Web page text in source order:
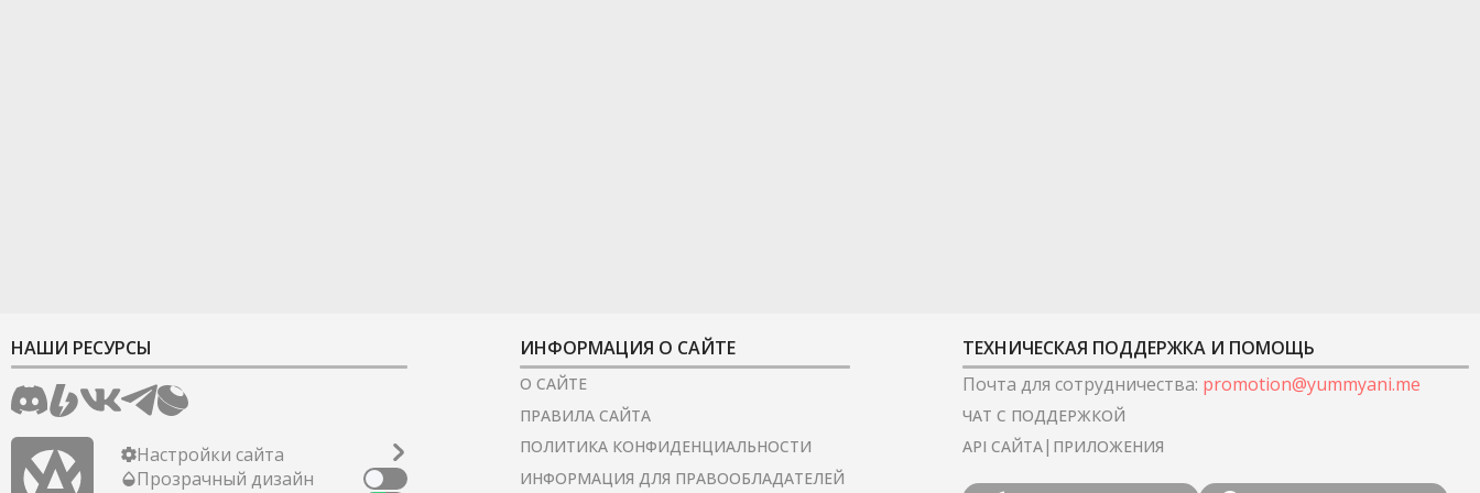
НАШИ РЕСУРСЫ
Настройки сайта
Прозрачный дизайн
ИНФОРМАЦИЯ О САЙТЕ
О САЙТЕ
ПРАВИЛА САЙТА
ПОЛИТИКА КОНФИДЕНЦИАЛЬНОСТИ
ИНФОРМАЦИЯ ДЛЯ ПРАВООБЛАДАТЕЛЕЙ
ТЕХНИЧЕСКАЯ ПОДДЕРЖКА И ПОМОЩЬ
Почта для сотрудничества: promotion@yummyani.me
ЧАТ С ПОДДЕРЖКОЙ
API САЙТА| ПРИЛОЖЕНИЯ